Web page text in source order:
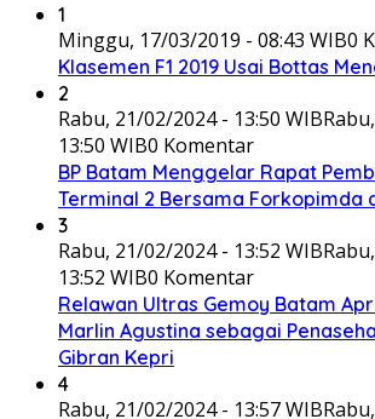
1
Minggu, 17/03/2019 - 08:43 WIB0
Klasemen F1 2019 Usai Bottas
2
Rabu, 21/02/2024 - 13:50 WIB
13:50 WIB0 Komentar
BP Batam Menggelar Rapat
Terminal 2 Bersama Forkopimda
3
Rabu, 21/02/2024 - 13:52 WIB
13:52 WIB0 Komentar
Relawan Ultras Gemoy Batam
Marlin Agustina sebagai
Gibran Kepri
4
Rabu, 21/02/2024 - 13:57 WIB